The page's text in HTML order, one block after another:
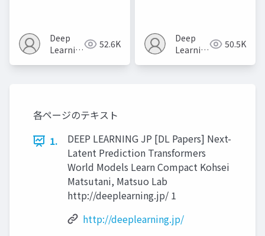
Deep
Learning
52.6K
Deep
Learning
50.5K
各ページのテキスト
1.
DEEP LEARNING JP [DL Papers] Next-
Latent Prediction Transformers
World Models Learn Compact Kohsei
Matsutani, Matsuo Lab
http://deeplearning.jp/ 1
http://deeplearning.jp/